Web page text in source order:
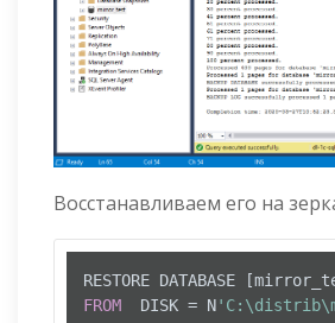
Восстанавливаем его на
FROM
  DISK
= N